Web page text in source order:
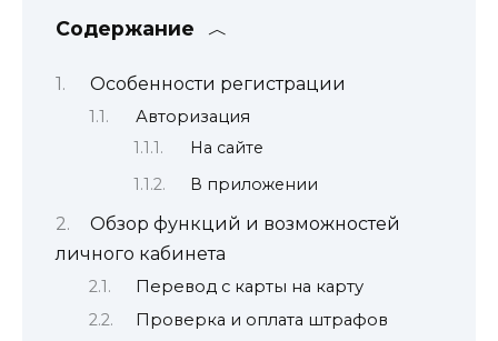
Содержание
Особенности регистрации
Авторизация
На сайте
В приложении
Обзор функций и возможностей
личного кабинета
Перевод с карты на карту
Проверка и оплата штрафов